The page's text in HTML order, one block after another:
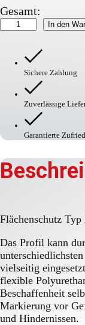
Gesamt:
Flächenschutz
Typ
Edelstahlbasis
Menge
In den
Sichere Zahlung
Zuverlässige
Garantierte
Flächenschutz
Das Profil kann
vielseitig
flexible
Beschaffenheit
Markierung vor
und Hindernissen.